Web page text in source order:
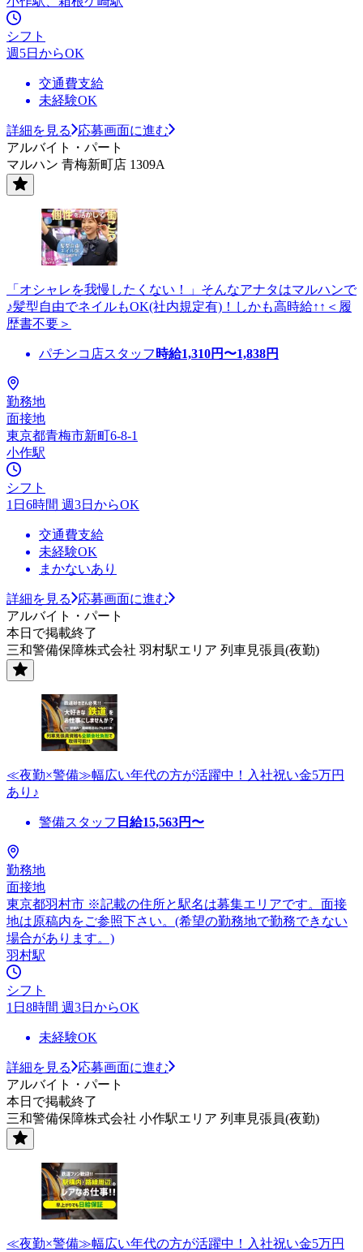
シフト
週5日からOK
交通費支給
未経験OK
詳細を見る
応募画面に進む
アルバイト・パート
マルハン 青梅新町店 1309A
「オシャレを我慢したくない！」そんなアナタはマルハンで
♪髪型自由でネイルもOK(社内規定有)！しかも高時給↑↑＜履
歴書不要＞
パチンコ店スタッフ 時給1,310円〜1,838円
勤務地
面接地
東京都青梅市新町6-8-1
小作駅
シフト
1日6時間 週3日からOK
交通費支給
未経験OK
まかないあり
詳細を見る
応募画面に進む
アルバイト・パート
本日で掲載終了
三和警備保障株式会社 羽村駅エリア 列車見張員(夜勤)
≪夜勤×警備≫幅広い年代の方が活躍中！入社祝い金5万円
あり♪
警備スタッフ 日給15,563円〜
勤務地
面接地
東京都羽村市 ※記載の住所と駅名は募集エリアです。面接
地は原稿内をご参照下さい。(希望の勤務地で勤務できない
場合があります。)
羽村駅
シフト
1日8時間 週3日からOK
未経験OK
詳細を見る
応募画面に進む
アルバイト・パート
本日で掲載終了
三和警備保障株式会社 小作駅エリア 列車見張員(夜勤)
≪夜勤×警備≫幅広い年代の方が活躍中！入社祝い金5万円